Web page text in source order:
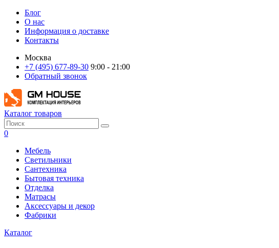
Блог
О нас
Информация о доставке
Контакты
Москва
+7 (495) 677-89-30 9:00 - 21:00
Обратный звонок
Каталог товаров
0
Мебель
Светильники
Сантехника
Бытовая техника
Отделка
Матрасы
Аксессуары и декор
Фабрики
Каталог